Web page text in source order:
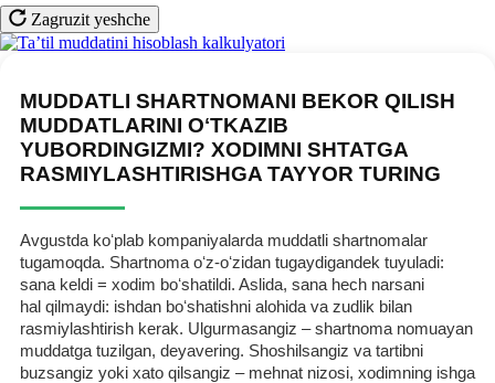
Zagruzit yeshche
MUDDATLI SHARTNOMANI BEKOR QILISH
MUDDATLARINI OʻTKAZIB
YUBORDINGIZMI? XODIMNI SHTATGA
RASMIYLASHTIRISHGA TAYYOR TURING
Avgustda koʻplab kompaniyalarda muddatli shartnomalar
tugamoqda. Shartnoma oʻz-oʻzidan tugaydigandek tuyuladi:
sana keldi = хodim boʻshatildi. Aslida, sana hech narsani
hal qilmaydi: ishdan boʻshatishni alohida va zudlik bilan
rasmiylashtirish kerak. Ulgurmasangiz – shartnoma nomuayan
muddatga tuzilgan, deyavering. Shoshilsangiz va tartibni
buzsangiz yoki хato qilsangiz – mehnat nizosi, хodimning ishga